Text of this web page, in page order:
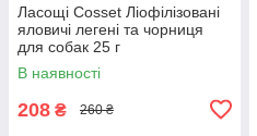
Ласощі Cosset Ліофілізовані
яловичі легені та чорниця
для собак 25 г
В наявності
208 ₴ 260 ₴